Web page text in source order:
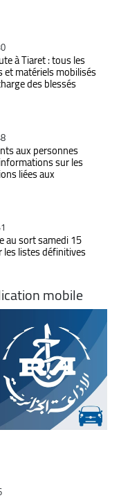
à Tiaret : tous les
et matériels mobilisés
des blessés
aux personnes
sur les
liées aux
au sort samedi 15
listes définitives
mobile